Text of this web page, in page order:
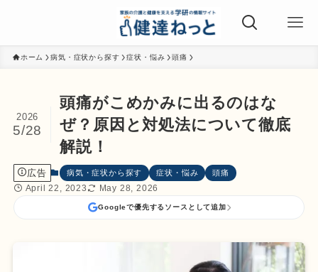
ホーム 病気・症状から探す 症状・悩み 頭痛
頭痛がこめかみに出るのはな
ぜ？原因と対処法について徹底
解説！
2026
5/28
広告 病気・症状から探す 症状・悩み 頭痛
April 22, 2023 May 28, 2026
Googleで優先するソースとして追加